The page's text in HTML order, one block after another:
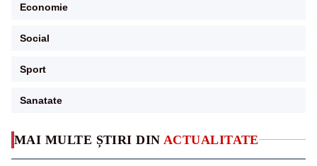
MAI MULTE ȘTIRI DIN ACTUALITATE
Economie
Social
Sport
Sanatate